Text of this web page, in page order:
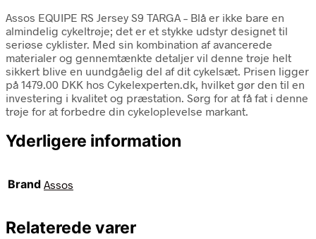
Assos EQUIPE RS Jersey S9 TARGA – Blå er ikke bare en
almindelig cykeltrøje; det er et stykke udstyr designet til
seriøse cyklister. Med sin kombination af avancerede
materialer og gennemtænkte detaljer vil denne trøje helt
sikkert blive en uundgåelig del af dit cykelsæt. Prisen ligger
på 1479.00 DKK hos Cykelexperten.dk, hvilket gør den til en
investering i kvalitet og præstation. Sørg for at få fat i denne
trøje for at forbedre din cykeloplevelse markant.
Yderligere information
Brand Assos
Relaterede varer